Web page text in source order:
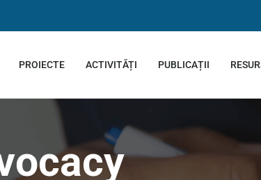
PROIECTE ACTIVITĂȚI PUBLICAȚII